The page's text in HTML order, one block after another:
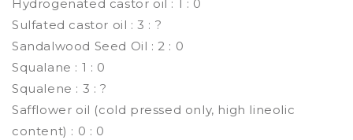
Hydrogenated castor oil : 1 : 0
Sulfated castor oil : 3 : ?
Sandalwood Seed Oil : 2 : 0
Squalane : 1 : 0
Squalene : 3 : ?
Safflower oil (cold pressed only, high lineolic
content) : 0 : 0